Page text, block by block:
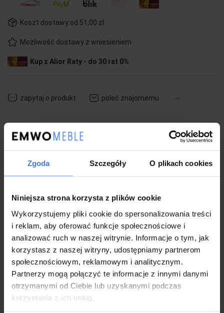
Zgoda Szczegóły O plikach cookies
Niniejsza strona korzysta z plików cookie
Wykorzystujemy pliki cookie do spersonalizowania treści
i reklam, aby oferować funkcje społecznościowe i
analizować ruch w naszej witrynie. Informacje o tym, jak
korzystasz z naszej witryny, udostępniamy partnerom
społecznościowym, reklamowym i analitycznym.
Partnerzy mogą połączyć te informacje z innymi danymi
otrzymanymi od Ciebie lub uzyskanymi podczas
korzystania z ich usług.
Koszt dostawy:od 51,00 zł
Możliwość dostawy z wniesieniem
Kup z Alior Raty - do 30 rat 0%
zapytaj o produkt poleć znajomemu
Dane techniczne
Koszty dostawy
Gwarancja i wysyłka
Zwrot